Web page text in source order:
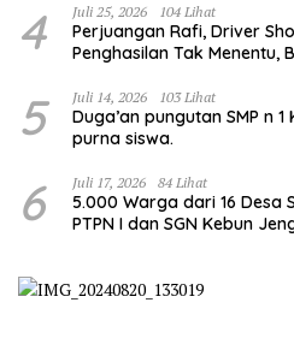
4 Juli 25, 2026 104 Lihat
Perjuangan Rafi, Driver
Penghasilan Tak Menentu,
5 Juli 14, 2026 103 Lihat
Duga’an pungutan SMP n
purna siswa.
6 Juli 17, 2026 84 Lihat
5.000 Warga dari 16 Desa
PTPN I dan SGN Kebun